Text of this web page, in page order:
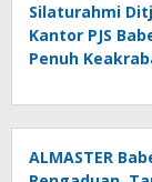
Silaturahmi
Kantor PJS
Penuh
Agustina
ALMASTER